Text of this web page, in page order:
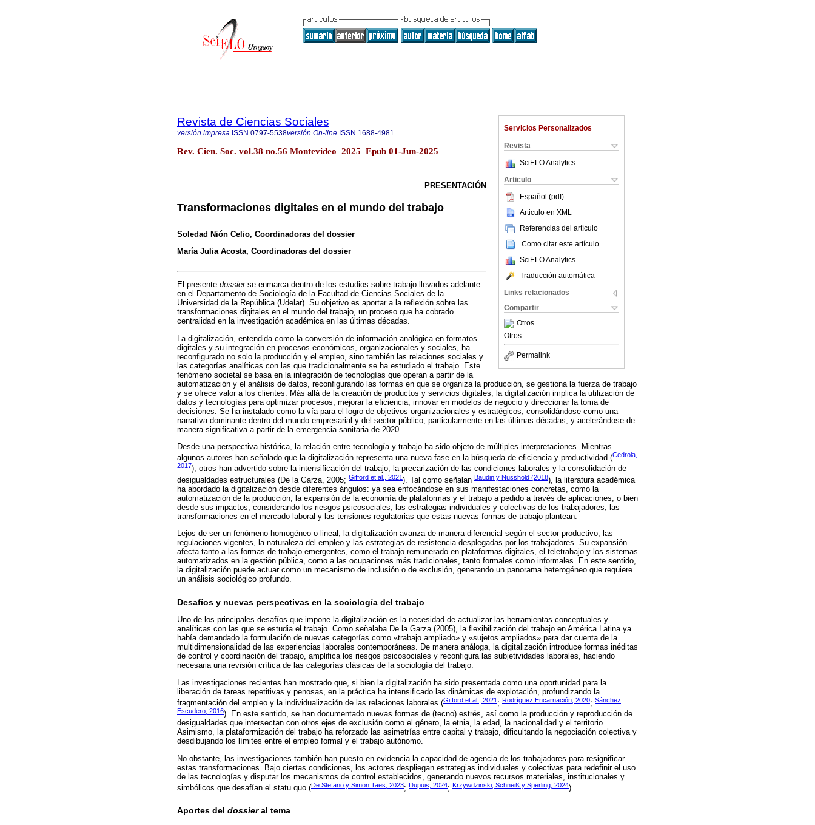
Servicios Personalizados
Revista
SciELO Analytics
Articulo
Español (pdf)
Articulo en XML
Referencias del artículo
Como citar este artículo
SciELO Analytics
Traducción automática
Links relacionados
Compartir
Otros
Otros
Permalink
Revista de Ciencias Sociales
versión impresa ISSN 0797-5538versión On-line ISSN 1688-4981
Rev. Cien. Soc. vol.38 no.56 Montevideo 2025 Epub 01-Jun-2025
PRESENTACIÓN
Transformaciones digitales en el mundo del trabajo
Soledad Nión Celio, Coordinadoras del dossier
María Julia Acosta, Coordinadoras del dossier
El presente dossierse enmarca dentro de los estudios sobre trabajo llevados adelante
en el Departamento de Sociología de la Facultad de Ciencias Sociales de la
Universidad de la República (Udelar). Su objetivo es aportar a la reflexión sobre las
transformaciones digitales en el mundo del trabajo, un proceso que ha cobrado
centralidad en la investigación académica en las últimas décadas.
La digitalización, entendida como la conversión de información analógica en formatos
digitales y su integración en procesos económicos, organizacionales y sociales, ha
reconfigurado no solo la producción y el empleo, sino también las relaciones sociales y
las categorías analíticas con las que tradicionalmente se ha estudiado el trabajo. Este
fenómeno societal se basa en la integración de tecnologías que operan a partir de la
automatización y el análisis de datos, reconfigurando las formas en que se organiza la producción, se gestiona la fuerza de trabajo
y se ofrece valor a los clientes. Más allá de la creación de productos y servicios digitales, la digitalización implica la utilización de
datos y tecnologías para optimizar procesos, mejorar la eficiencia, innovar en modelos de negocio y direccionar la toma de
decisiones. Se ha instalado como la vía para el logro de objetivos organizacionales y estratégicos, consolidándose como una
narrativa dominante dentro del mundo empresarial y del sector público, particularmente en las últimas décadas, y acelerándose de
manera significativa a partir de la emergencia sanitaria de 2020.
Desde una perspectiva histórica, la relación entre tecnología y trabajo ha sido objeto de múltiples interpretaciones. Mientras
algunos autores han señalado que la digitalización representa una nueva fase en la búsqueda de eficiencia y productividad (Cedrola,
2017), otros han advertido sobre la intensificación del trabajo, la precarización de las condiciones laborales y la consolidación de
desigualdades estructurales (De la Garza, 2005; Gifford et al., 2021). Tal como señalan Baudin y Nusshold (2018), la literatura académica
ha abordado la digitalización desde diferentes ángulos: ya sea enfocándose en sus manifestaciones concretas, como la
automatización de la producción, la expansión de la economía de plataformas y el trabajo a pedido a través de aplicaciones; o bien
desde sus impactos, considerando los riesgos psicosociales, las estrategias individuales y colectivas de los trabajadores, las
transformaciones en el mercado laboral y las tensiones regulatorias que estas nuevas formas de trabajo plantean.
Lejos de ser un fenómeno homogéneo o lineal, la digitalización avanza de manera diferencial según el sector productivo, las
regulaciones vigentes, la naturaleza del empleo y las estrategias de resistencia desplegadas por los trabajadores. Su expansión
afecta tanto a las formas de trabajo emergentes, como el trabajo remunerado en plataformas digitales, el teletrabajo y los sistemas
automatizados en la gestión pública, como a las ocupaciones más tradicionales, tanto formales como informales. En este sentido,
la digitalización puede actuar como un mecanismo de inclusión o de exclusión, generando un panorama heterogéneo que requiere
un análisis sociológico profundo.
Desafíos y nuevas perspectivas en la sociología del trabajo
Uno de los principales desafíos que impone la digitalización es la necesidad de actualizar las herramientas conceptuales y
analíticas con las que se estudia el trabajo. Como señalaba De la Garza (2005), la flexibilización del trabajo en América Latina ya
había demandado la formulación de nuevas categorías como «trabajo ampliado» y «sujetos ampliados» para dar cuenta de la
multidimensionalidad de las experiencias laborales contemporáneas. De manera análoga, la digitalización introduce formas inéditas
de control y coordinación del trabajo, amplifica los riesgos psicosociales y reconfigura las subjetividades laborales, haciendo
necesaria una revisión crítica de las categorías clásicas de la sociología del trabajo.
Las investigaciones recientes han mostrado que, si bien la digitalización ha sido presentada como una oportunidad para la
liberación de tareas repetitivas y penosas, en la práctica ha intensificado las dinámicas de explotación, profundizando la
fragmentación del empleo y la individualización de las relaciones laborales (Gifford et al., 2021 ; Rodríguez Encarnación, 2020; Sánchez
Escudero, 2016). En este sentido, se han documentado nuevas formas de (tecno) estrés, así como la producción y reproducción de
desigualdades que intersectan con otros ejes de exclusión como el género, la etnia, la edad, la nacionalidad y el territorio.
Asimismo, la plataformización del trabajo ha reforzado las asimetrías entre capital y trabajo, dificultando la negociación colectiva y
desdibujando los límites entre el empleo formal y el trabajo autónomo.
No obstante, las investigaciones también han puesto en evidencia la capacidad de agencia de los trabajadores para resignificar
estas transformaciones. Bajo ciertas condiciones, los actores despliegan estrategias individuales y colectivas para redefinir el uso
de las tecnologías y disputar los mecanismos de control establecidos, generando nuevos recursos materiales, institucionales y
simbólicos que desafían el statu quo (De Stefano y Simon Taes, 2023; Dupuis, 2024; Krzywdzinski, Schneiß y Sperling, 2024).
Aportes del dossieral tema